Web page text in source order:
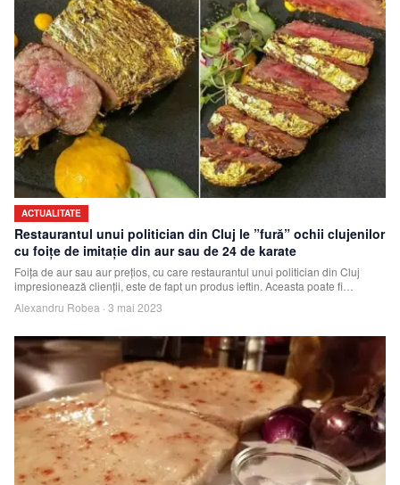
ACTUALITATE
Restaurantul unui politician din Cluj le ”fură” ochii clujenilor
cu foițe de imitație din aur sau de 24 de karate
Foița de aur sau aur prețios, cu care restaurantul unui politician din Cluj
impresionează clienții, este de fapt un produs ieftin. Aceasta poate fi
Alexandru Robea · 3 mai 2023